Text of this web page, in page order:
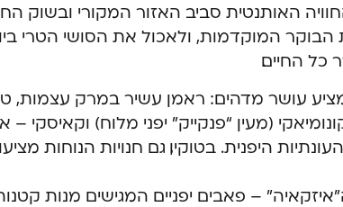
האותנטית סביב האזור המקורי ובשוק
הבוקר המוקדמות, ולאכול את הסושי הטרי
כל החיים.
עושר מדהים: ראמן עשיר במרק עצמות,
(מעין “פנקייק” יפני מלוח) וקאיסקי
היפנית. בטוקיו, גם חנויות הנוחות
– פאבים יפניים המגישים מנות